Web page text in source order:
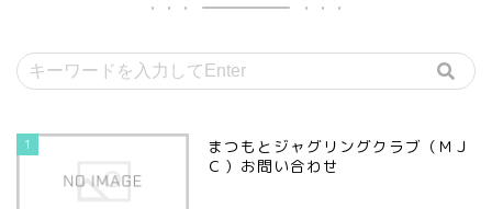
1
まつもとジャグリングクラブ（ＭＪ
Ｃ）お問い合わせ